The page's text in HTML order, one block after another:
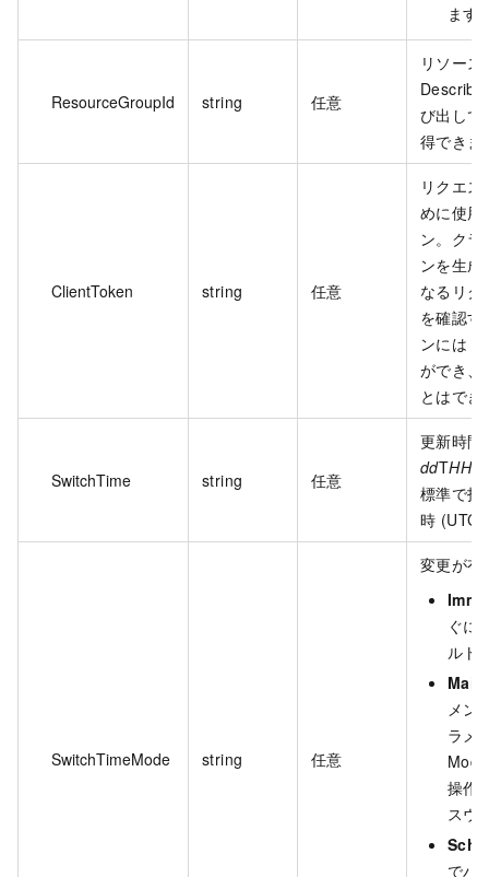
ます
ResourceGroupId string 任意
リソー
び出して
得できま
ClientToken string 任意
リクエ
めに使用
ン。ク
ンを生
なるリク
を確認す
ンには
ができ、
とはで
SwitchTime string 任意
更新時間
ddT
標準で指
時 (UTC)
SwitchTimeMode string 任意
変更が有
ぐに
ルト
メン
ラメ
操作
スウ
でパ